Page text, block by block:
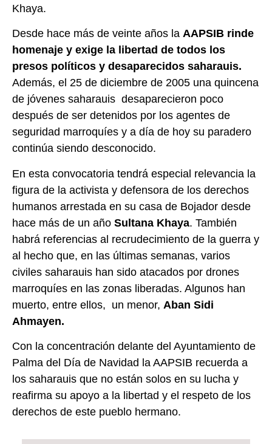
Khaya.
Desde hace más de veinte años la AAPSIB rinde
homenaje y exige la libertad de todos los
presos políticos y desaparecidos saharauis.
Además, el 25 de diciembre de 2005 una quincena
de jóvenes saharauis desaparecieron poco
después de ser detenidos por los agentes de
seguridad marroquíes y a día de hoy su paradero
continúa siendo desconocido.
En esta convocatoria tendrá especial relevancia la
figura de la activista y defensora de los derechos
humanos arrestada en su casa de Bojador desde
hace más de un año Sultana Khaya. También
habrá referencias al recrudecimiento de la guerra y
al hecho que, en las últimas semanas, varios
civiles saharauis han sido atacados por drones
marroquíes en las zonas liberadas. Algunos han
muerto, entre ellos, un menor, Aban Sidi
Ahmayen.
Con la concentración delante del Ayuntamiento de
Palma del Día de Navidad la AAPSIB recuerda a
los saharauis que no están solos en su lucha y
reafirma su apoyo a la libertad y el respeto de los
derechos de este pueblo hermano.